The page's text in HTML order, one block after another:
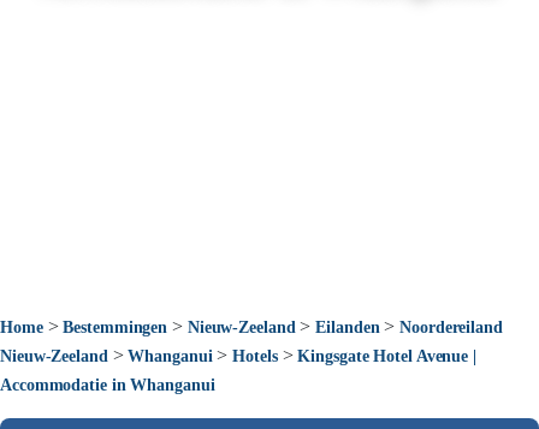
Home>Bestemmingen > Nieuw-Zeeland >Eilanden >Noordereiland
Nieuw-Zeeland >Whanganui >Hotels>Kingsgate Hotel Avenue |
Accommodatie in Whanganui